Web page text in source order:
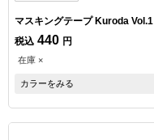
マスキングテープ Kuroda Vol.1
税込 440 円
在庫 ×
カラーをみる